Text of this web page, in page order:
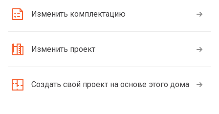
Изменить комплектацию
Изменить проект
Создать свой проект на основе этого дома